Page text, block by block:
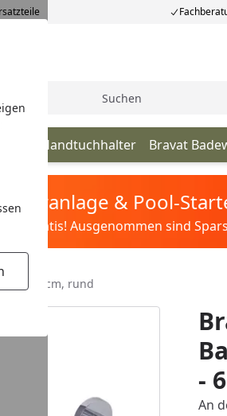
Bravat Handtuchhalter Bravat
& Pool-
gratis! Ausgenommen sind
- 65 cm, rund
-
An